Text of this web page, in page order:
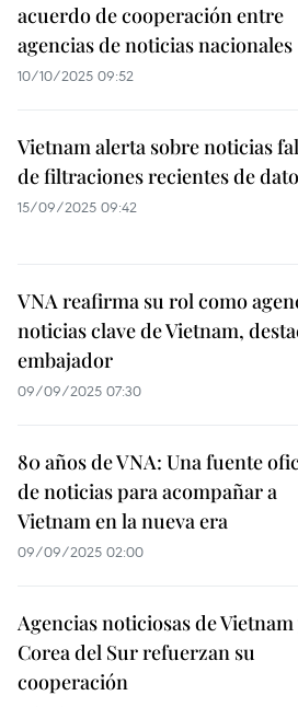
acuerdo de cooperación entre
agencias de noticias nacionales
10/10/2025 09:52
Vietnam alerta sobre noticias
de filtraciones recientes de
15/09/2025 09:42
VNA reafirma su rol como
noticias clave de Vietnam,
embajador
09/09/2025 07:30
80 años de VNA: Una fuente
de noticias para acompañar a
Vietnam en la nueva era
09/09/2025 02:00
Agencias noticiosas de Vietnam
Corea del Sur refuerzan su
cooperación